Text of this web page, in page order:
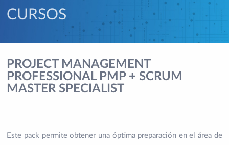
CURSOS
PROJECT MANAGEMENT
PROFESSIONAL PMP + SCRUM
MASTER SPECIALIST
Este pack permite obtener una óptima preparación en el área de